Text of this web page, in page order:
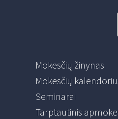
Mokesčių žinynas
Mokesčių
Seminarai
Tarptautinis